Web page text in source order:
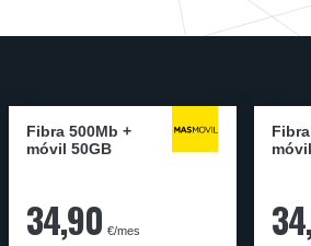
Fibra 500Mb +
móvil 50GB
34,90 €/mes